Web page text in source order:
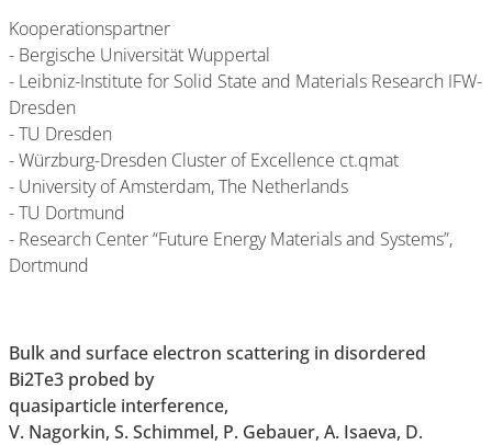
Kooperationspartner
- Bergische Universität Wuppertal
- Leibniz-Institute for Solid State and Materials Research IFW-
Dresden
- TU Dresden
- Würzburg-Dresden Cluster of Excellence ct.qmat
- University of Amsterdam, The Netherlands
- TU Dortmund
- Research Center “Future Energy Materials and Systems”,
Dortmund
Bulk and surface electron scattering in disordered
Bi2Te3 probed by
quasiparticle interference,
V. Nagorkin, S. Schimmel, P. Gebauer, A. Isaeva, D.